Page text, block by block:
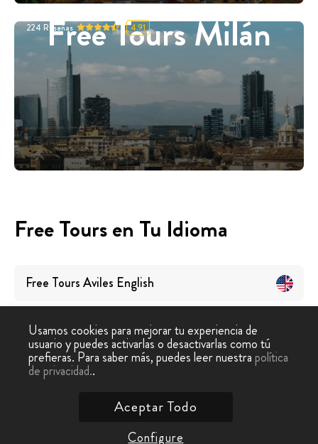
Free Tours Milán
224 Reseñas 4.91
Free Tours en Tu Idioma
Free ToursAviles English
Free Tour › Avilés
Usamos cookies para mejorar tu experiencia de
usuario y puedes activarlas o desactivarlas como tú
prefieras. Para saber más, puedes leer nuestrapolítica
de privacidad..
Configure
Aceptar Todo